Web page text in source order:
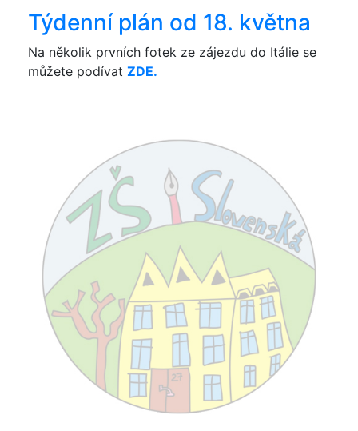
Týdenní plán od 18. května
Na několik prvních fotek ze zájezdu do Itálie se
můžete podívat ZDE.